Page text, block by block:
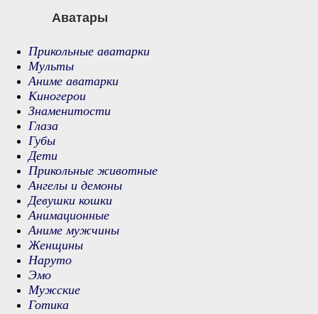
Аватары
Прикольные аватарки
Мульты
Аниме аватарки
Киногерои
Знаменитости
Глаза
Губы
Дети
Прикольные животные
Ангелы и демоны
Девушки кошки
Анимационные
Аниме мужчины
Женщины
Наруто
Эмо
Мужские
Готика